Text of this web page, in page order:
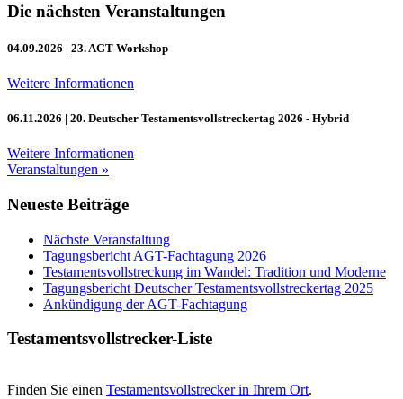
Die nächsten Veranstaltungen
04.09.2026 | 23. AGT-Workshop
Weitere Informationen
06.11.2026 | 20. Deutscher Testamentsvollstreckertag 2026 - Hybrid
Weitere Informationen
Veranstaltungen »
Neueste Beiträge
Nächste Veranstaltung
Tagungsbericht AGT-Fachtagung 2026
Testamentsvollstreckung im Wandel: Tradition und Moderne
Tagungsbericht Deutscher Testamentsvollstreckertag 2025
Ankündigung der AGT-Fachtagung
Testamentsvollstrecker-Liste
Finden Sie einen Testamentsvollstrecker in Ihrem Ort.